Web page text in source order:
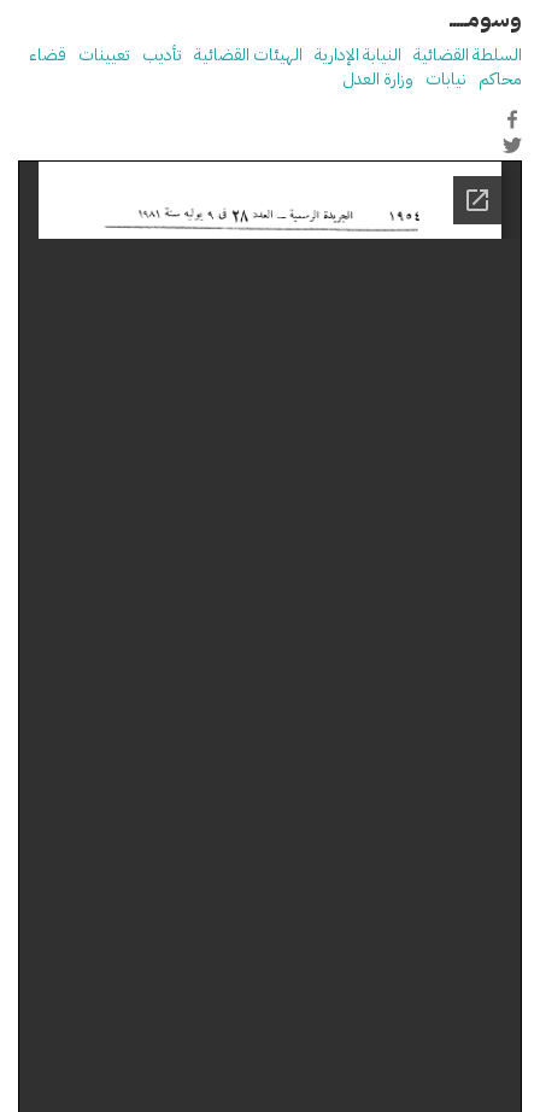
وسومـــــ
السلطة القضائية النيابة الإدارية الهيئات القضائية تأديب تعيينات قضاء
محاكم نيابات وزارة العدل